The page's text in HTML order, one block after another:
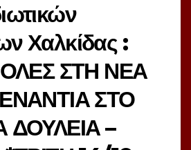
Χαλκίδας :
ΟΛΕΣ ΣΤΗ ΝΕΑ
ΣΤΟ
ΔΟΥΛΕΙΑ –